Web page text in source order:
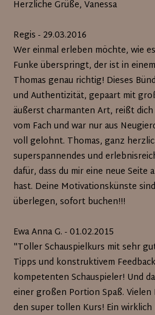
Herzliche Grüße, Vanessa
Regis - 29.03.2016
Wer einmal erleben möchte, wie
Funke überspringt, der ist in
Thomas genau richtig! Dieses
und Authentizität, gepaart mit
äußerst charmanten Art, reißt
vom Fach und war nur aus
voll gelohnt. Thomas, ganz
superspannendes und
dafür, dass du mir eine neue
hast. Deine Motivationskünste
überlegen, sofort buchen!!!
Ewa Anna G. - 01.02.2015
"Toller Schauspielkurs mit sehr
Tipps und konstruktivem
kompetenten Schauspieler! Und
einer großen Portion Spaß.
den super tollen Kurs! Ein